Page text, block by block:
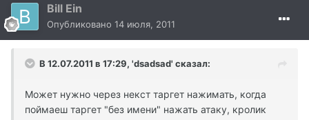
Bill Ein
Опубликовано 14 июля, 2011
В 12.07.2011 в 17:29, 'dsadsad' сказал:
Может нужно через некст таргет нажимать, когда
поймаеш таргет "без имени" нажать атаку, кролик